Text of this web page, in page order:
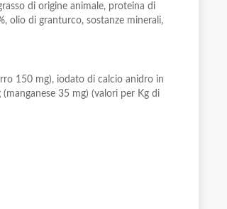
di origine animale, proteina di
olio di granturco, sostanze minerali,
150 mg), iodato di calcio anidro in
35 mg) (valori per Kg di